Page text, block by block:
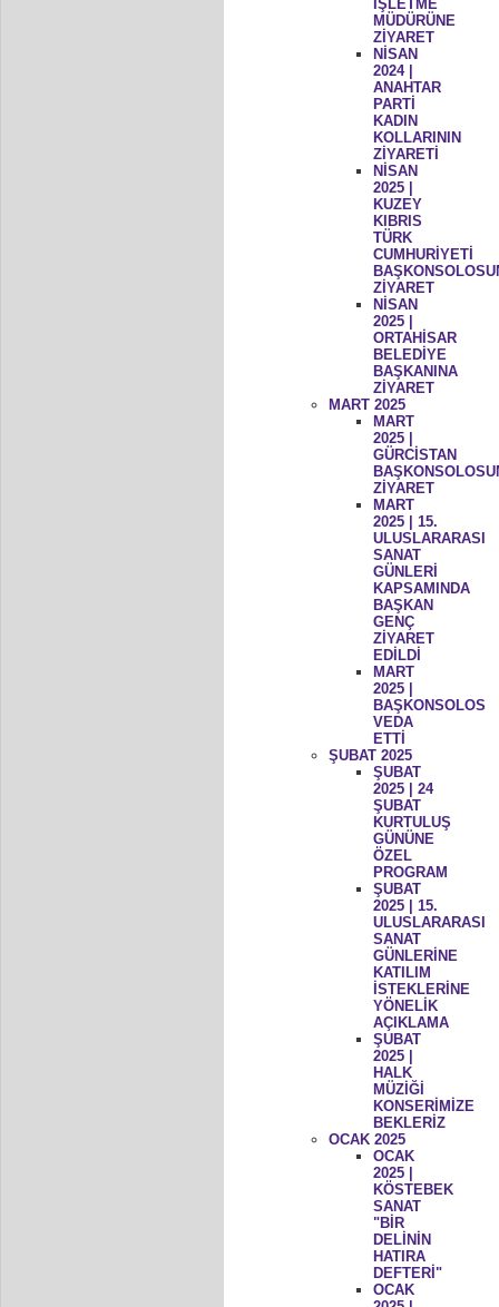
İŞLETME
MÜDÜRÜNE
ZİYARET
NİSAN
2024 |
ANAHTAR
PARTİ
KADIN
KOLLARININ
ZİYARETİ
NİSAN
2025 |
KUZEY
KIBRIS
TÜRK
CUMHURİYETİ
ZİYARET
NİSAN
2025 |
ORTAHİSAR
BELEDİYE
BAŞKANINA
ZİYARET
MART 2025
MART
2025 |
GÜRCİSTAN
ZİYARET
MART
2025 | 15.
ULUSLARARASI
SANAT
GÜNLERİ
KAPSAMINDA
BAŞKAN
GENÇ
ZİYARET
EDİLDİ
MART
2025 |
BAŞKONSOLOS
VEDA
ETTİ
ŞUBAT 2025
ŞUBAT
2025 | 24
ŞUBAT
KURTULUŞ
GÜNÜNE
ÖZEL
PROGRAM
ŞUBAT
2025 | 15.
ULUSLARARASI
SANAT
GÜNLERİNE
KATILIM
İSTEKLERİNE
YÖNELİK
AÇIKLAMA
ŞUBAT
2025 |
HALK
MÜZİĞİ
KONSERİMİZE
BEKLERİZ
OCAK 2025
OCAK
2025 |
KÖSTEBEK
SANAT
"BİR
DELİNİN
HATIRA
DEFTERİ"
OCAK